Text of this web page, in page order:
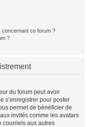
concernant ce forum ?
?
du forum peut avoir
s’enregistrer pour poster
permet de bénéficier de
invités comme les avatars
courriels aux autres